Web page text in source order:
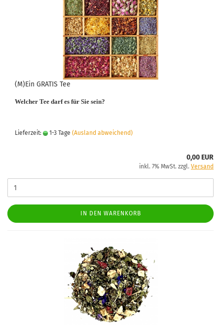
(M)Ein GRATIS Tee
Welcher Tee darf es für Sie sein?
Lieferzeit: 1-3 Tage (Ausland abweichend)
0,00 EUR
inkl. 7% MwSt. zzgl. Versand
IN DEN WARENKORB